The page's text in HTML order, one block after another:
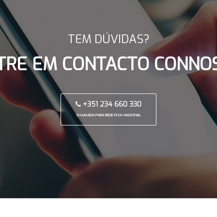
TEM DÚVIDAS?
EM CONTACTO
+351 234 660 330
CHAMADA PARA REDE FIXA NACIONAL